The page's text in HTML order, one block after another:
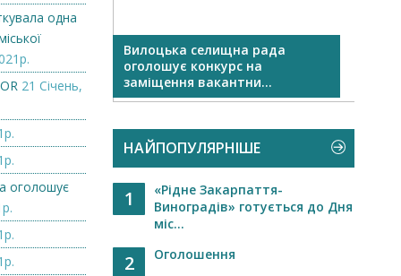
одна
21 Січень,
оголошує
Вилоцька селищна рада
оголошує конкурс на
заміщення вакантни...
НАЙПОПУЛЯРНІШЕ
1
«Рідне Закарпаття-
Виноградів» готується до Дня
міс...
2 Оголошення